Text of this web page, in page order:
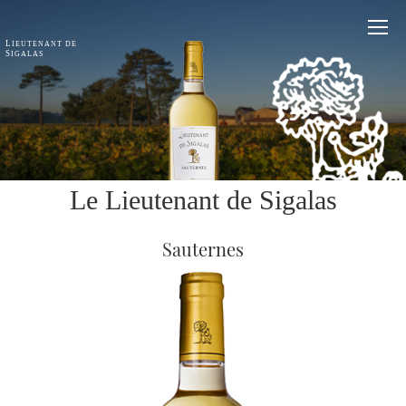
L IEUTENANT DE
SIGALAS
Le Lieutenant de Sigalas
Sauternes